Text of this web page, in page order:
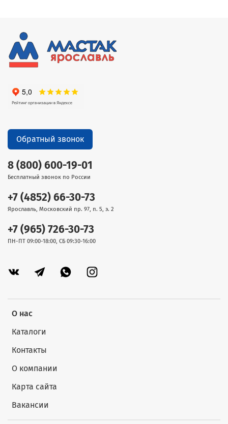
О нас
Каталоги
Контакты
О компании
Карта сайта
Вакансии
8 (800) 600-19-01
Бесплатный звонок по России
+7 (4852) 66-30-73
Ярославль, Московский пр. 97, п. 5, э. 2
+7 (965) 726-30-73
ПН-ПТ 09:00-18:00, СБ 09:30-16:00
Обратный звонок